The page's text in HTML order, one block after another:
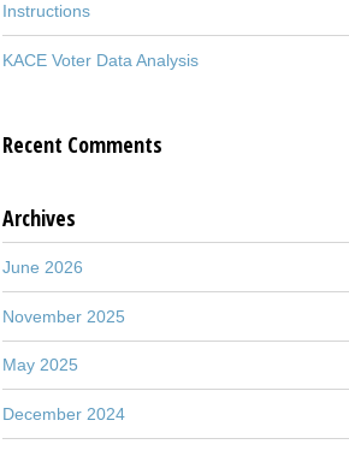
Instructions
KACE Voter Data Analysis
Recent Comments
Archives
June 2026
November 2025
May 2025
December 2024